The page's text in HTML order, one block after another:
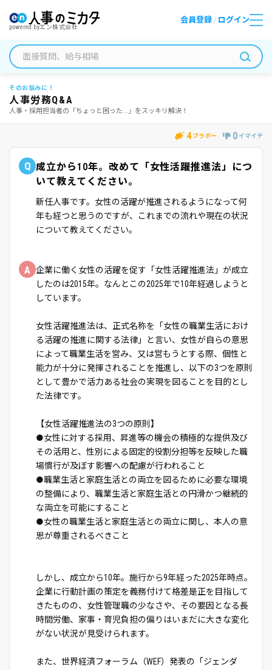
powered byエン株式会社
会員登録 / ログイン
そのお悩みに！
人事労務Q&A
人事・採用担当者の「ちょっと困った...」をスッキリ解決！
4 ブラボー 0 イマイチ
Q 成立から10年。改めて「女性活躍推進法」につ
いて教えてください。
新任人事です。女性の活躍が推進されるようになって何
年も経つと思うのですが、これまでの流れや現在の状況
について教えてください。
A
企業に働く女性の活躍を促す「女性活躍推進法」が成立
したのは2015年。なんとこの2025年で10年経過しようと
しています。
女性活躍推進法は、正式名称を「女性の職業生活におけ
る活躍の推進に関する法律」と言い、女性が自らの意思
によって職業生活を営み、又は営もうとする際、個性と
能力が十分に発揮されることを推進し、以下の3つを原則
として豊かで活力ある社会の実現を図ることを目的とし
た法律です。
【女性活躍推進法の3つの原則】
●女性に対する採用、昇進等の機会の積極的な提供及び
その活用と、性別による固定的役割分担等を反映した職
場慣行が及ぼす影響への配慮が行われること
●職業生活と家庭生活との両立を図るために必要な環境
の整備により、職業生活と家庭生活との円滑かつ継続的
な両立を可能にすること
●女性の職業生活と家庭生活との両立に関し、本人の意
思が尊重されるべきこと
しかし、成立から10年。施行から9年経った2025年時点。
企業に行動計画の策定を義務付けて格差是正を目指して
きたものの、女性管理職の少なさや、その要因となる長
時間労働、家事・育児負担の偏りはいまだに大きな変化
がない状況が見受けられます。
また、世界経済フォーラム（WEF）発表の「ジェンダ